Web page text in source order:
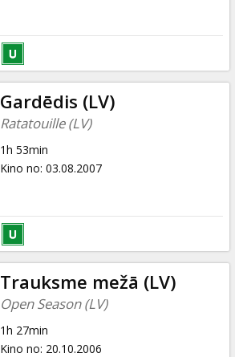
Gardēdis (LV)
Ratatouille (LV)
1h 53min
Kino no: 03.08.2007
Trauksme mežā (LV)
Open Season (LV)
1h 27min
Kino no: 20.10.2006